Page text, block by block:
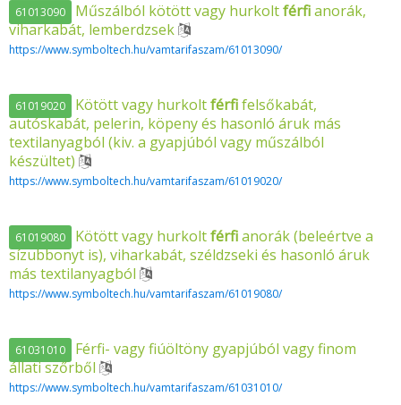
61013090 Műszálból kötött vagy hurkoltférfianorák,
viharkabát, lemberdzsek
https://www.symboltech.hu/vamtarifaszam/61013090/
61019020 Kötött vagy hurkoltférfifelsőkabát,
autóskabát, pelerin, köpeny és hasonló áruk más
textilanyagból (kiv. a gyapjúból vagy műszálból
készültet)
https://www.symboltech.hu/vamtarifaszam/61019020/
61019080 Kötött vagy hurkoltférfianorák (beleértve a
sízubbonyt is), viharkabát, széldzseki és hasonló áruk
más textilanyagból
https://www.symboltech.hu/vamtarifaszam/61019080/
61031010
Férfi- vagy fiúöltöny gyapjúból vagy finom
állati szőrből
https://www.symboltech.hu/vamtarifaszam/61031010/